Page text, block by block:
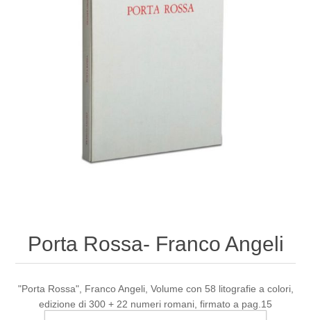
Porta Rossa- Franco Angeli
"Porta Rossa", Franco Angeli, Volume con 58 litografie a colori,
edizione di 300 + 22 numeri romani, firmato a pag.15